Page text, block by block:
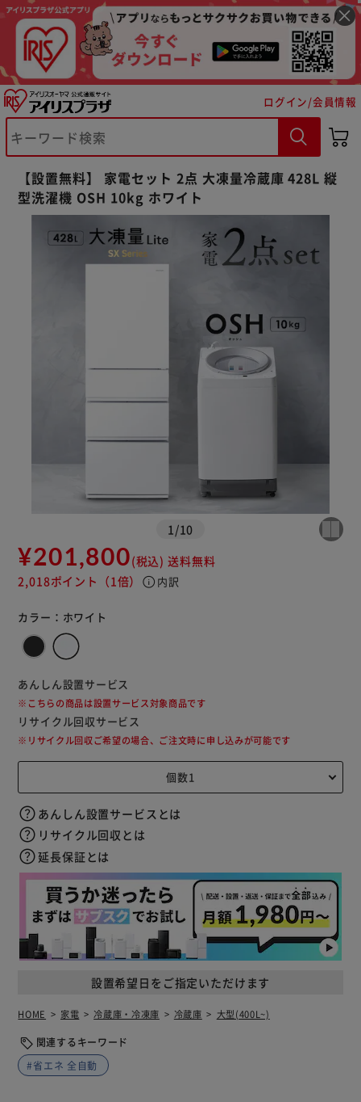
ログイン/会員情報
【設置無料】 家電セット 2点 大凍量冷蔵庫 428L 縦
型洗濯機 OSH 10kg ホワイト
1 /10
¥201,800(税込) 送料無料
2,018ポイント （1倍） info 内訳
カラー： ホワイト
設置希望日をご指定いただけます
あんしん設置サービス
※こちらの商品は設置サービス対象商品です
リサイクル回収サービス
※リサイクル回収ご希望の場合、ご注文時に申し込みが可能です
あんしん設置サービスとは
リサイクル回収とは
延長保証とは
HOME 家電 冷蔵庫・冷凍庫 冷蔵庫 大型(400L~)
関連するキーワード
#省エネ 全自動
購入手続きへ